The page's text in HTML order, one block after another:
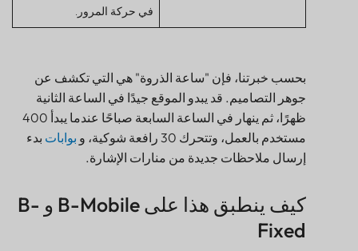
في حركة المرور.
بحسب خبرتنا، فإن "ساعة الذروة" هي التي تكشف عن
جوهر التصاميم. قد يبدو الموقع جيدًا في الساعة الثانية
ظهرًا، ثم ينهار في الساعة السابعة صباحًا عندما يبدأ 400
مستخدم بالعمل، وتتحرك 30 رافعة شوكية، و
بوابات بدء
إرسال ملاحظات جديدة من منارات الإشارة.
كيف ينطبق هذا على B-Mobile و B-
Fixed